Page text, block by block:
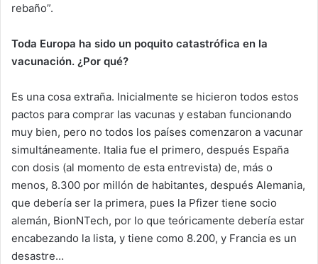
rebaño”.
Toda Europa ha sido un poquito catastrófica en la
vacunación. ¿Por qué?
Es una cosa extraña. Inicialmente se hicieron todos estos
pactos para comprar las vacunas y estaban funcionando
muy bien, pero no todos los países comenzaron a vacunar
simultáneamente. Italia fue el primero, después España
con dosis (al momento de esta entrevista) de, más o
menos, 8.300 por millón de habitantes, después Alemania,
que debería ser la primera, pues la Pfizer tiene socio
alemán, BionNTech, por lo que teóricamente debería estar
encabezando la lista, y tiene como 8.200, y Francia es un
desastre…